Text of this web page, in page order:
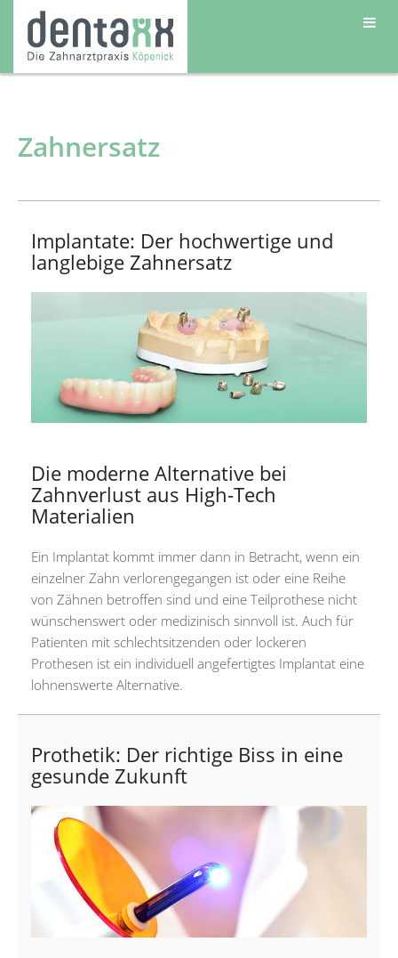
Zahnersatz
Implantate: Der hochwertige und
langlebige Zahnersatz
Die moderne Alternative bei
Zahnverlust aus High-Tech
Materialien
Ein Implantat kommt immer dann in Betracht, wenn ein
einzelner Zahn verlorengegangen ist oder eine Reihe
von Zähnen betroffen sind und eine Teilprothese nicht
wünschenswert oder medizinisch sinnvoll ist. Auch für
Patienten mit schlechtsitzenden oder lockeren
Prothesen ist ein individuell angefertigtes Implantat eine
lohnenswerte Alternative.
Prothetik: Der richtige Biss in eine
gesunde Zukunft